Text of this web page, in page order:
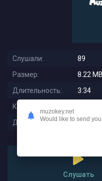
Слушали:
89
Размер:
8.22 MB
Длительность:
3:34
Качество:
Дата релиза:
2025-
Слушать
muzokey.net
Would like to send